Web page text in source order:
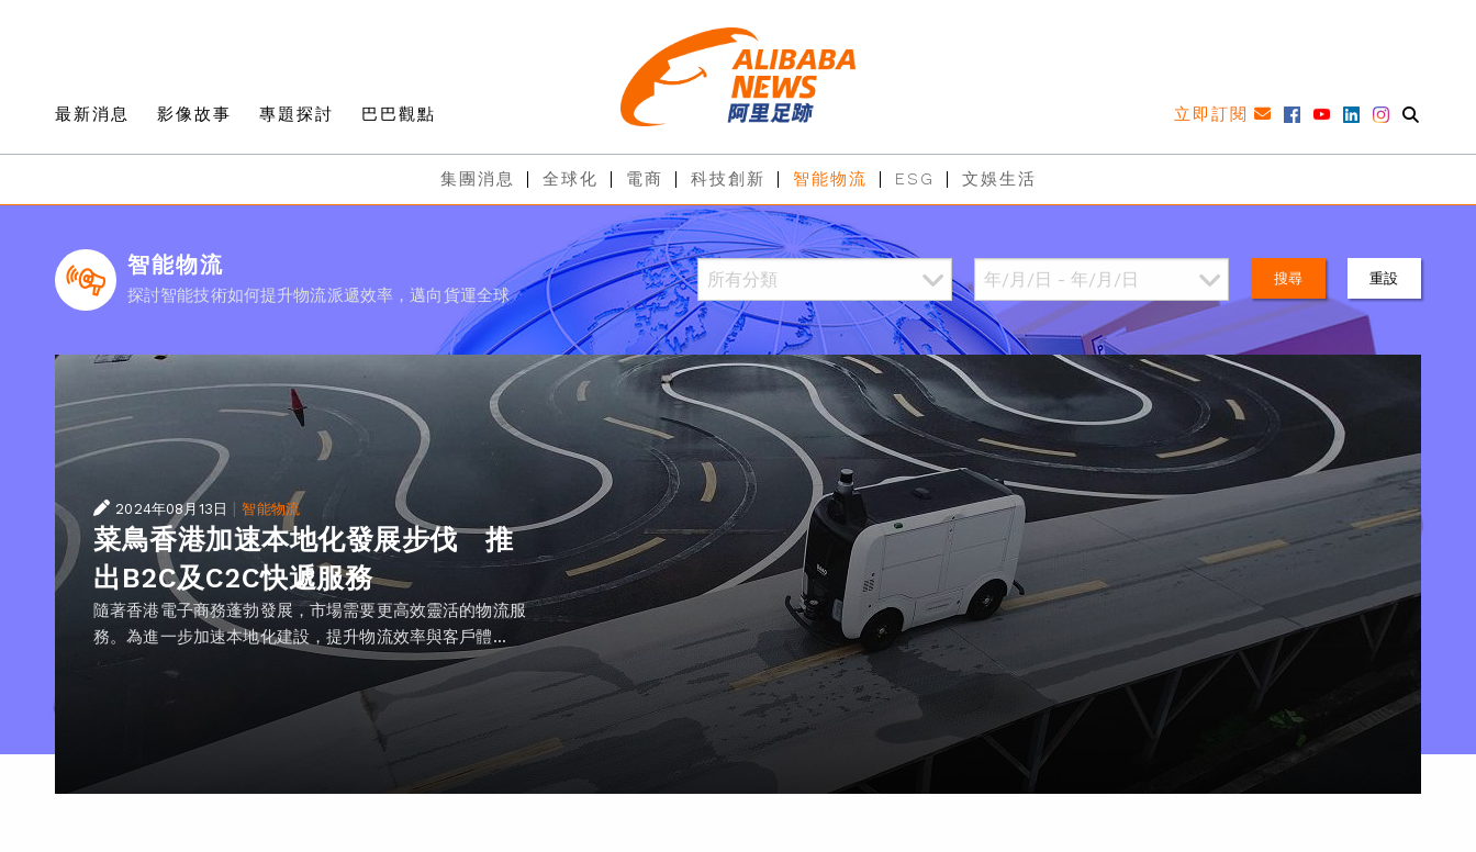
最新消息 影像故事 專題探討 巴巴觀點 立即訂閱
集團消息 全球化 電商 科技創新 智能物流 ESG 文娛生活
智能物流
探討智能技術如何提升物流派遞效率，邁向貨運全球
搜尋 重設
2024年08月13日 |智能物流
菜鳥香港加速本地化發展步伐 推
出B2C及C2C快遞服務
隨著香港電子商務蓬勃發展，市場需要更高效靈活的物流服
務。為進一步加速本地化建設，提升物流效率與客戶體...